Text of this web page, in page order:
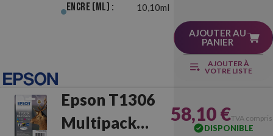
Encre (ml) : 10,10ml
AJOUTER AU
PANIER
AJOUTER À
VOTRE LISTE
Epson T1306
Multipack
58,10 €TVA
DISPONIBLE